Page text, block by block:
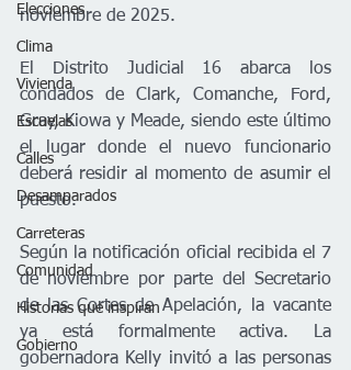
Elecciones
Clima
Vivienda
Escuelas
Calles
Desamparados
Carreteras
Comunidad
Historias que inspiran
Gobierno
noviembre de 2025.
El Distrito Judicial 16 abarca los
condados de Clark, Comanche, Ford,
Gray, Kiowa y Meade, siendo este último
el lugar donde el nuevo funcionario
deberá residir al momento de asumir el
puesto.
Según la notificación oficial recibida el 7
de noviembre por parte del Secretario
de las Cortes de Apelación, la vacante
ya está formalmente activa. La
gobernadora Kelly invitó a las personas